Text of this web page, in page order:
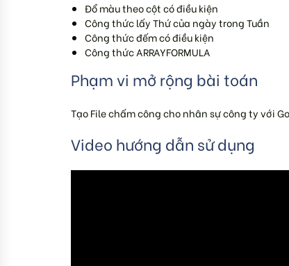
Đổ màu theo cột có điều kiện
Công thức lấy Thứ của ngày trong Tuần
Công thức đếm có điều kiện
Công thức ARRAYFORMULA
Phạm vi mở rộng bài toán
Tạo File chấm công cho nhân sự công ty với
Video hướng dẫn sử dụng